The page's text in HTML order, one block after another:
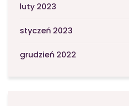
luty 2023
styczeń 2023
grudzień 2022